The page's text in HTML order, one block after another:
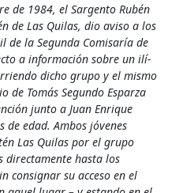
de 1984, el Sargento Rubén
de Las Quilas, dio aviso a los
de la Segunda Comisarí­a de
a información sobre un ilí­
dicho grupo y el mismo
de Tomás Segundo Esparza
junto a Juan Enrique
de edad. Ambos jóvenes
Las Quilas por el grupo
directamente hasta los
consignar su acceso en el